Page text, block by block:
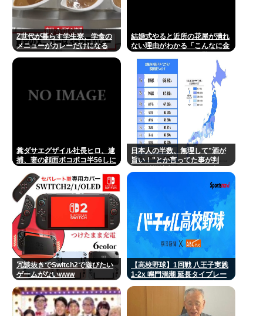
Z世代が暮らす学生寮、学食の
メニューがカレーだけになる
結婚式やると近所の花屋が潰れ
ない理由がわかる「こんなに金
糞ダサエグザイル社長ヒロ、逮
捕、妻の顔面ボコボコ半56しに
日本人の半数、無理して"酒が
旨い！"とか言ってた事が判
冗談抜きでSwitch2で遊びたい
ゲームがないwww
【高校野球】1回戦 八王子実践
1-2x 鳴門渦潮 延長タイブレー